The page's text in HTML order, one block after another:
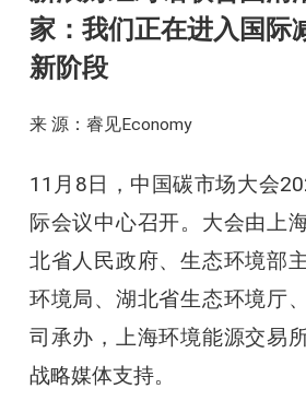
家：我们正在进入国际
新阶段
来 源：睿见Economy
11月8日，中国碳市场大会
际会议中心召开。大会由上
北省人民政府、生态环境部
环境局、湖北省生态环境厅
司承办，上海环境能源交易
战略媒体支持。